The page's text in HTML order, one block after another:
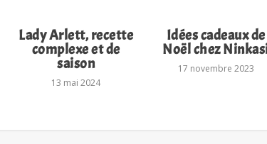
Lady Arlett, recette
complexe et de
saison
13 mai 2024
Idées cadeaux de
Noël chez
17 novembre 2023